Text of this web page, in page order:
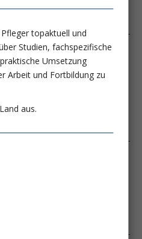
kardiopulmonalen
Reanimation
resuscitation“, eCPR) kann
Patienten mit
décarboxylation extra-
des poumons vise à
aussi faibles que
topaktuell und
Studien, fachspezifische
Umsetzung
Arbeit und Fortbildung zu
aus.